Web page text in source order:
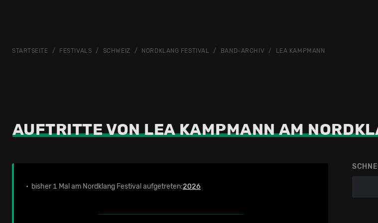
STARTSEITE FESTIVALS SCHWEIZ NORDKLANG FESTIVAL BAND-ARCHIV LEA KAMPMANN
AUFTRITTE VON LEA KAMPMANN AM
• bisher 1 Mal am Nordklang Festival aufgetreten:2026